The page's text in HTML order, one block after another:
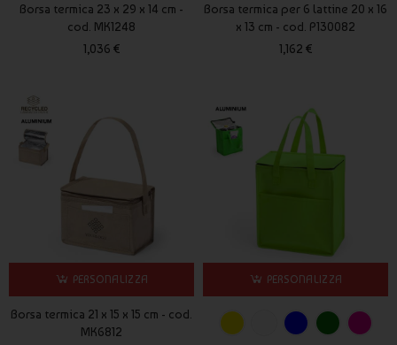
Borsa termica 23 x 29 x 14 cm -
cod. MK1248
1,036 €
Borsa termica per 6 lattine 20 x 16
x 13 cm - cod. P130082
1,162 €
PERSONALIZZA
Borsa termica 21 x 15 x 15 cm - cod.
MK6812
PERSONALIZZA